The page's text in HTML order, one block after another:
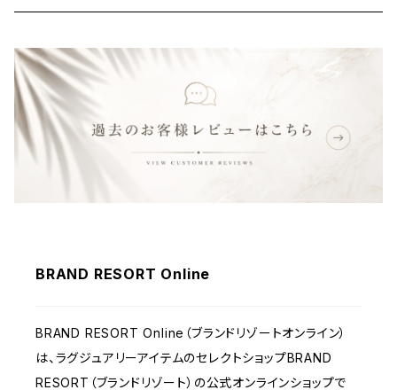
財布&小物
ウェア
BRAND RESORT Online
BRAND RESORT Online（ブランドリゾートオンライン）
は、ラグジュアリーアイテムのセレクトショップBRAND
RESORT（ブランドリゾート）の公式オンラインショップで